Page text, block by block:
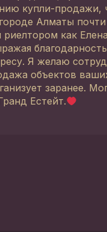
купли-продажи,
Алматы
как
Я желаю
объектов
заранее.
Естейт.